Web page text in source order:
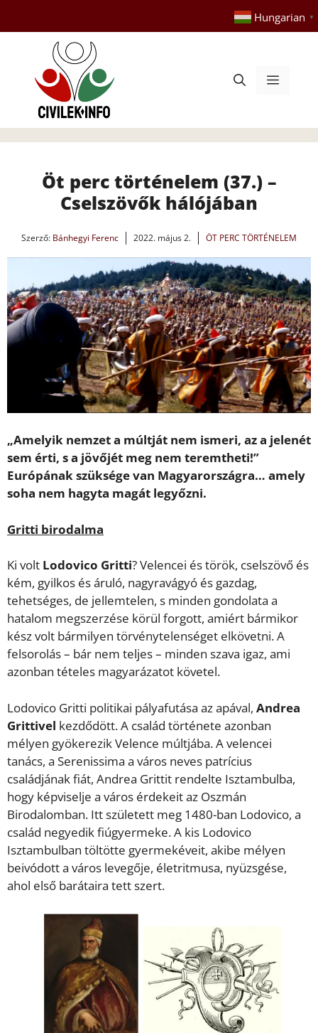
tartalomba
Hungarian ▼
Menü
Öt perc történelem (37.) –
Cselszövők hálójában
Szerző: Bánhegyi Ferenc 2022. május 2. ÖT PERC TÖRTÉNELEM
„Amelyik nemzet a múltját nem ismeri, az a jelenét
sem érti, s a jövőjét meg nem teremtheti!”
Európának szüksége van Magyarországra… amely
soha nem hagyta magát legyőzni.
Gritti birodalma
Ki volt Lodovico Gritti? Velencei és török, cselszövő és
kém, gyilkos és áruló, nagyravágyó és gazdag,
tehetséges, de jellemtelen, s minden gondolata a
hatalom megszerzése körül forgott, amiért bármikor
kész volt bármilyen törvénytelenséget elkövetni. A
felsorolás – bár nem teljes – minden szava igaz, ami
azonban tételes magyarázatot követel.
Lodovico Gritti politikai pályafutása az apával, Andrea
Grittivel kezdődött. A család története azonban
mélyen gyökerezik Velence múltjába. A velencei
tanács, a Serenissima a város neves patrícius
családjának fiát, Andrea Grittit rendelte Isztambulba,
hogy képviselje a város érdekeit az Oszmán
Birodalomban. Itt született meg 1480-ban Lodovico, a
család negyedik fiúgyermeke. A kis Lodovico
Isztambulban töltötte gyermekéveit, akibe mélyen
beivódott a város levegője, életritmusa, nyüzsgése,
ahol első barátaira tett szert.